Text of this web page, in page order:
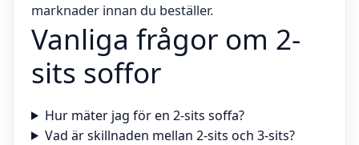
marknader innan du beställer.
Vanliga frågor om 2-
sits soffor
Hur mäter jag för en 2-sits soffa?
Vad är skillnaden mellan 2-sits och 3-sits?